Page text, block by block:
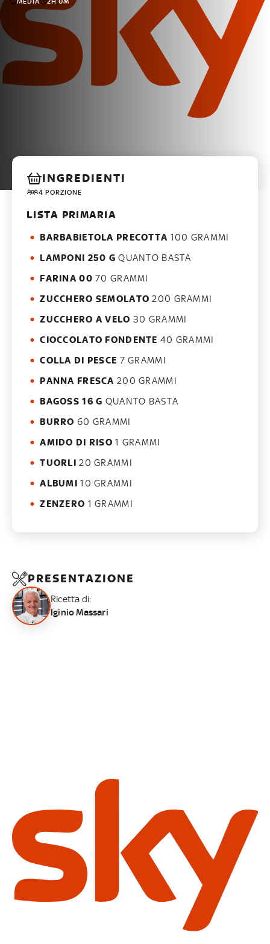
INGREDIENTI
4 PORZIONE
LISTA PRIMARIA
BARBABIETOLA PRECOTTA 100 GRAMMI
LAMPONI 250 G QUANTO BASTA
FARINA 00 70 GRAMMI
ZUCCHERO SEMOLATO 200 GRAMMI
ZUCCHERO A VELO 30 GRAMMI
CIOCCOLATO FONDENTE 40 GRAMMI
COLLA DI PESCE 7 GRAMMI
PANNA FRESCA 200 GRAMMI
BAGOSS 16 G QUANTO BASTA
BURRO 60 GRAMMI
AMIDO DI RISO 1 GRAMMI
TUORLI 20 GRAMMI
ALBUMI 10 GRAMMI
ZENZERO 1 GRAMMI
PRESENTAZIONE
Ricetta di:
Iginio Massari